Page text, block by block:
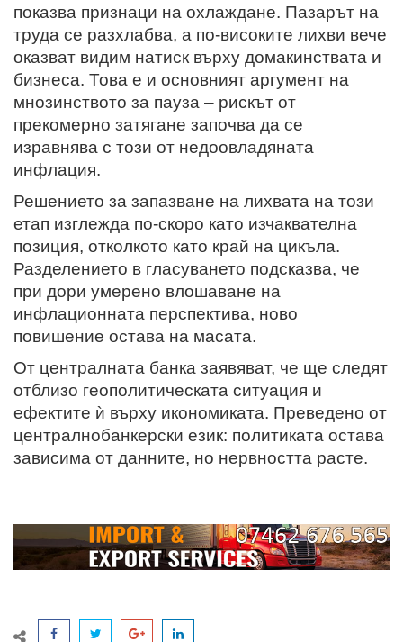
показва признаци на охлаждане. Пазарът на
труда се разхлабва, а по-високите лихви вече
оказват видим натиск върху домакинствата и
бизнеса. Това е и основният аргумент на
мнозинството за пауза – рискът от
прекомерно затягане започва да се
изравнява с този от недоовладяната
инфлация.
Решението за запазване на лихвата на този
етап изглежда по-скоро като изчаквателна
позиция, отколкото като край на цикъла.
Разделението в гласуването подсказва, че
при дори умерено влошаване на
инфлационната перспектива, ново
повишение остава на масата.
От централната банка заявяват, че ще следят
отблизо геополитическата ситуация и
ефектите ѝ върху икономиката. Преведено от
централнобанкерски език: политиката остава
зависима от данните, но нервността расте.